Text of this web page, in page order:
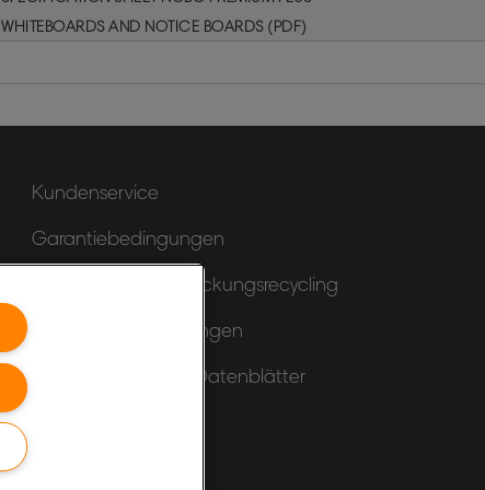
WHITEBOARDS AND NOTICE BOARDS (PDF)
Kundenservice
Garantiebedingungen
Hinweise zum Verpackungsrecycling
Konformitätserklärungen
Produktsicherheits-Datenblätter